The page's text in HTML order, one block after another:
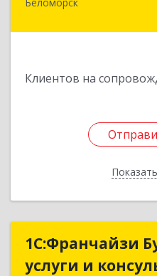
Клиентов на
1С:Франчайзи
услуги и